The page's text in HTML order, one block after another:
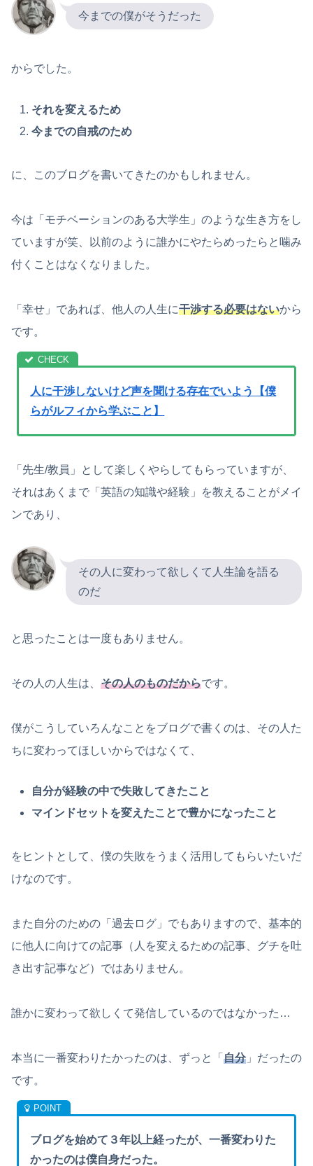
今までの僕がそうだった
からでした。
それを変えるため
今までの自戒のため
に、このブログを書いてきたのかもしれません。
今は「モチベーションのある大学生」のような生き方をし
ていますが笑、以前のように誰かにやたらめったらと噛み
付くことはなくなりました。
「幸せ」であれば、他人の人生に干渉する必要はないから
です。
人に干渉しないけど声を聞ける存在でいよう【僕
らがルフィから学ぶこと】
「先生/教員」として楽しくやらしてもらっていますが、
それはあくまで「英語の知識や経験」を教えることがメイ
ンであり、
その人に変わって欲しくて人生論を語る
のだ
と思ったことは一度もありません。
その人の人生は、 その人のものだからです。
僕がこうしていろんなことをブログで書くのは、その人た
ちに変わってほしいからではなくて、
自分が経験の中で失敗してきたこと
マインドセットを変えたことで豊かになったこと
をヒントとして、僕の失敗をうまく活用してもらいたいだ
けなのです。
また自分のための「過去ログ」でもありますので、基本的
に他人に向けての記事（人を変えるための記事、グチを吐
き出す記事など）ではありません。
誰かに変わって欲しくて発信しているのではなかった…
本当に一番変わりたかったのは、ずっと「 自分」だったの
です。
ブログを始めて３年以上経ったが、一番変わりた
かったのは僕自身だった。